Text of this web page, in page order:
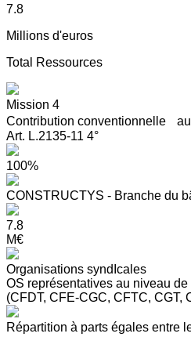
7.8
Millions d'euros
Total Ressources
Mission 4
Contribution conventionnelle
Art. L.2135-11 4°
100%
CONSTRUCTYS - Branche du
7.8
M€
Organisations syndIcales
OS représentatives au niveau
(CFDT, CFE-CGC, CFTC, CGT,
Répartition à parts égales entre